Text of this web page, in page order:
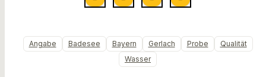
Angabe Badesee Bayern Gerlach Probe
Qualität
Wasser